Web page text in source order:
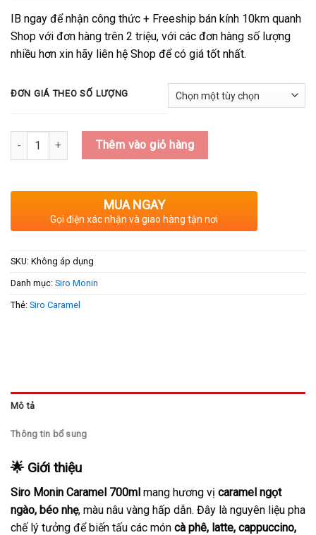
IB ngay để nhận công thức + Freeship bán kính 10km quanh
Shop với đơn hàng trên 2 triệu, với các đơn hàng số lượng
nhiều hơn xin hãy liên hệ Shop để có giá tốt nhất.
ĐƠN GIÁ THEO SỐ LƯỢNG
Số lượng Thêm vào giỏ hàng
MUA NGAY
Gọi điện xác nhận và giao hàng tận nơi
SKU: Không áp dụng
Danh mục: Siro Monin
Thẻ: Siro Caramel
Mô tả
Thông tin bổ sung
🌟 Giới thiệu
Siro Monin Caramel 700ml mang hương vị caramel ngọt
ngào, béo nhẹ, màu nâu vàng hấp dẫn. Đây là nguyên liệu pha
chế lý tưởng để biến tấu các món cà phê, latte, cappuccino,